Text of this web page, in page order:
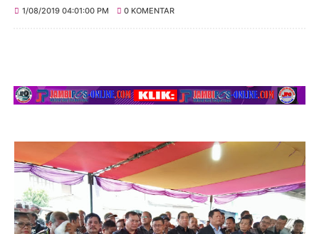
1/08/2019 04:01:00 PM 0 KOMENTAR